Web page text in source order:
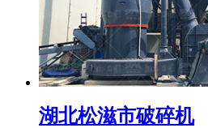
湖北松滋市破碎机